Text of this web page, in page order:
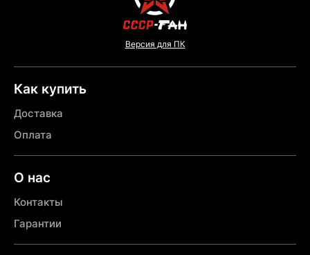
Версия для ПК
Как купить
Доставка
Оплата
О нас
Контакты
Гарантии